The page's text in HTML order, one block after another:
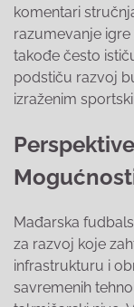
komentari
razumevanje
takođe često
podstiču razvoj
izraženim
Mađarska
za razvoj koje
infrastrukturu i
savremenih